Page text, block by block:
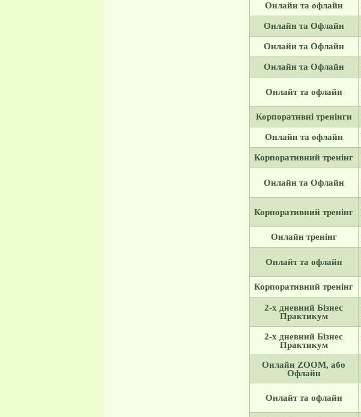
Онлайн та офлайн
Онлайн та Офлайн
Онлайн та Офлайн
Онлайн та Офлайн
Онлайт та офлайн
Корпоративні тренінги
Онлайн та офлайн
Корпоративний тренінг
Онлайн та Офлайн
Корпоративний тренінг
Онлайн тренінг
Онлайт та офлайн
Корпоративний тренінг
2-х дневний Бізнес
Практикум
2-х дневний Бізнес
Практикум
Онлайн ZOOM, або
Офлайн
Онлайт та офлайн